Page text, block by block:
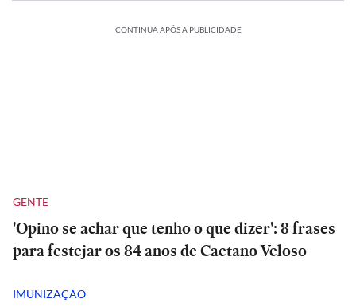
CONTINUA APÓS A PUBLICIDADE
GENTE
'Opino se achar que tenho o que dizer': 8 frases
para festejar os 84 anos de Caetano Veloso
IMUNIZAÇÃO